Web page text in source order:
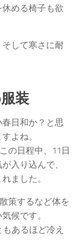
める椅子も欲
して寒さに耐
装
日和か？と思
よね。
の日程中、11日
入り込んで、
ました。
策するなど体を
候です。
あるほど冷え